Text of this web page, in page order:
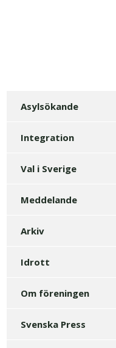
Asylsökande
Integration
Val i Sverige
Meddelande
Arkiv
Idrott
Om föreningen
Svenska Press